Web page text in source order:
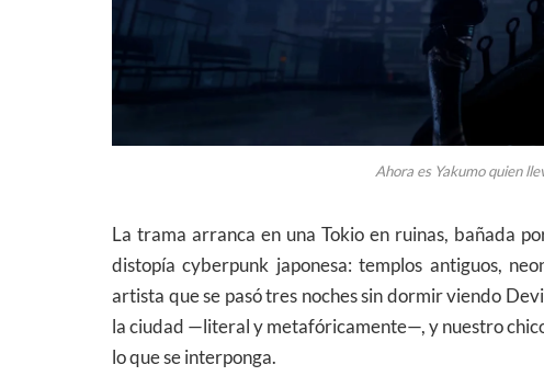
Ahora es Yakumo quien
La trama arranca en una Tokio en ruinas, bañada
distopía cyberpunk japonesa: templos antiguos,
artista que se pasó tres noches sin dormir viendo
la ciudad —literal y metafóricamente—, y nuestro
lo que se interponga.